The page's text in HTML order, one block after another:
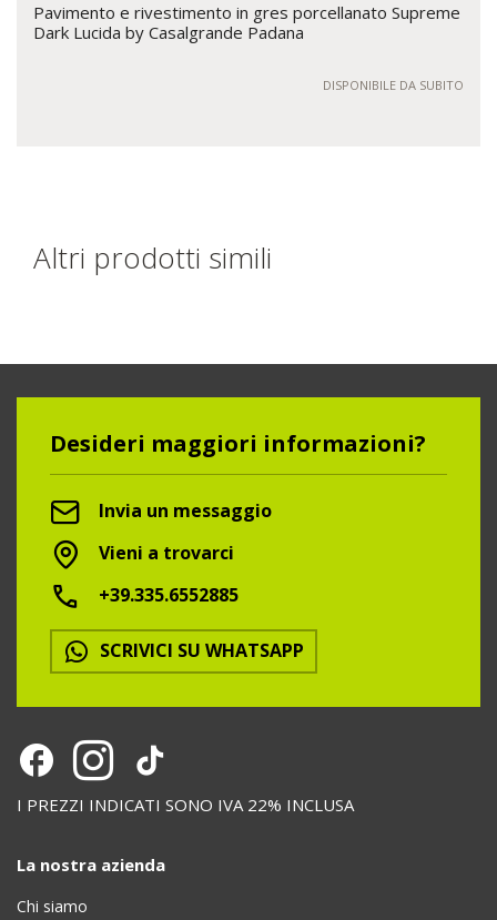
Pavimento e rivestimento in gres porcellanato Supreme
Dark Lucida by Casalgrande Padana
DISPONIBILE DA SUBITO
Altri prodotti simili
Desideri maggiori informazioni?
Invia un messaggio
Vieni a trovarci
+39.335.6552885
SCRIVICI SU WHATSAPP
I PREZZI INDICATI SONO IVA 22% INCLUSA
La nostra azienda
Chi siamo